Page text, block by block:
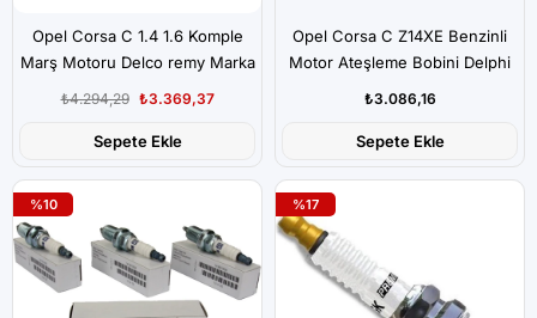
Opel Corsa C 1.4 1.6 Komple
Marş Motoru Delco remy Marka
₺3.369,37
₺4.294,29
Sepete Ekle
Opel Corsa C Z14XE Benzinli
Motor Ateşleme Bobini Delphi
₺3.086,16
Sepete Ekle
%10 %17